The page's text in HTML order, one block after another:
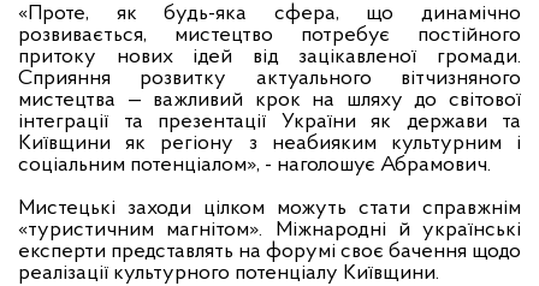
«Проте, як будь-яка сфера, що динамічно
розвивається, мистецтво потребує постійного
притоку нових ідей від зацікавленої громади.
Сприяння розвитку актуального вітчизняного
мистецтва — важливий крок на шляху до світової
інтеграції та презентації України як держави та
Київщини як регіону з неабияким культурним і
соціальним потенціалом», - наголошує Абрамович.
Мистецькі заходи цілком можуть стати справжнім
«туристичним магнітом». Міжнародні й українські
експерти представлять на форумі своє бачення щодо
реалізації культурного потенціалу Київщини.